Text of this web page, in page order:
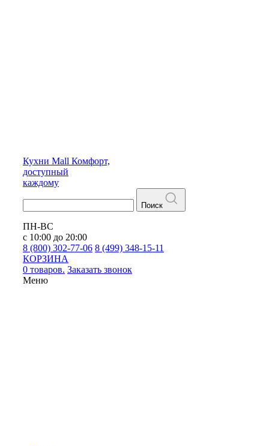
Кухни Mall Комфорт,
доступный
каждому
Поиск
ПН-ВС
с 10:00 до 20:00
8 (800) 302-77-06 8 (499) 348-15-11
КОРЗИНА
0 товаров. Заказать звонок
Меню